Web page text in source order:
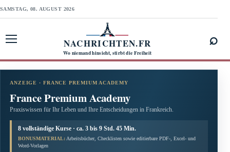
SAMSTAG, 08. AUGUST 2026
NACHRICHTEN.FR
Wo niemand hinsieht, stirbt die Freiheit
⌕
ANZEIGE · FRANCE PREMIUM ACADEMY
France Premium Academy
Praxiswissen für Ihr Leben und Ihre Entscheidungen in Frankreich.
8 vollständige Kurse · ca. 3 bis 9 Std. 45 Min.
BONUSMATERIAL: Arbeitsbücher, Checklisten sowie editierbare PDF-, Excel- und
Word-Vorlagen